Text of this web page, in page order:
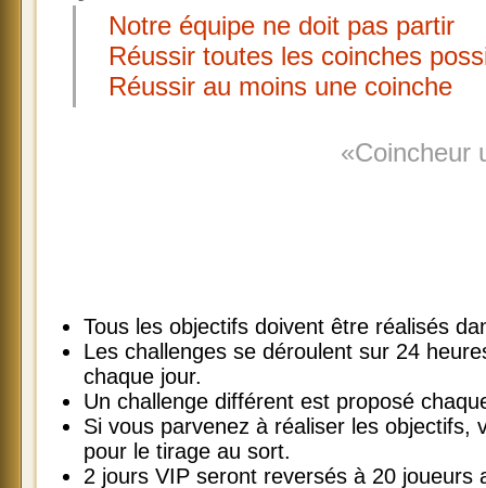
Notre équipe ne doit pas partir
Réussir toutes les coinches
Réussir au moins une coinche
«Coincheur
Tous les objectifs doivent être réalisés
Les challenges se déroulent sur 24
chaque jour.
Un challenge différent est proposé
Si vous parvenez à réaliser les objectifs,
pour le tirage au sort.
2 jours VIP seront reversés à 20 joueurs